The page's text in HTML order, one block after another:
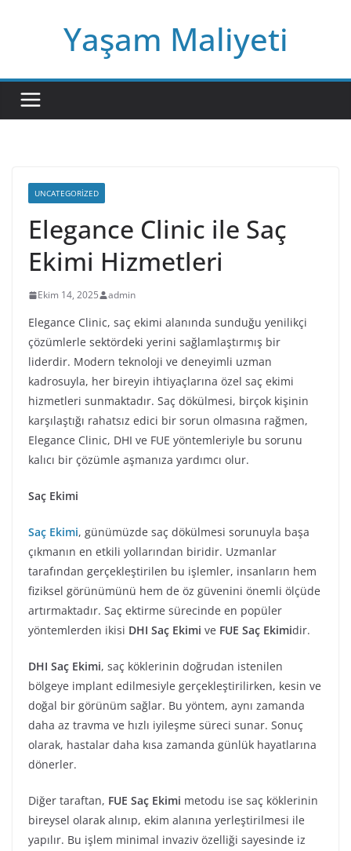
Yaşam Maliyeti
UNCATEGORIZED
Elegance Clinic ile Saç
Ekimi Hizmetleri
Ekim 14, 2025 admin
Elegance Clinic, saç ekimi alanında sunduğu yenilikçi
çözümlerle sektördeki yerini sağlamlaştırmış bir
liderdir. Modern teknoloji ve deneyimli uzman
kadrosuyla, her bireyin ihtiyaçlarına özel saç ekimi
hizmetleri sunmaktadır. Saç dökülmesi, birçok kişinin
karşılaştığı rahatsız edici bir sorun olmasına rağmen,
Elegance Clinic, DHI ve FUE yöntemleriyle bu sorunu
kalıcı bir çözümle aşmanıza yardımcı olur.
Saç Ekimi
Saç Ekimi, günümüzde saç dökülmesi sorunuyla başa
çıkmanın en etkili yollarından biridir. Uzmanlar
tarafından gerçekleştirilen bu işlemler, insanların hem
fiziksel görünümünü hem de öz güvenini önemli ölçüde
artırmaktadır. Saç ektirme sürecinde en popüler
yöntemlerden ikisi DHI Saç Ekimi ve FUE Saç Ekimidir.
DHI Saç Ekimi, saç köklerinin doğrudan istenilen
bölgeye implant edilmesiyle gerçekleştirilirken, kesin ve
doğal bir görünüm sağlar. Bu yöntem, aynı zamanda
daha az travma ve hızlı iyileşme süreci sunar. Sonuç
olarak, hastalar daha kısa zamanda günlük hayatlarına
dönerler.
Diğer taraftan, FUE Saç Ekimi metodu ise saç köklerinin
bireysel olarak alınıp, ekim alanına yerleştirilmesi ile
yapılır. Bu işlem minimal invaziv özelliği sayesinde iz